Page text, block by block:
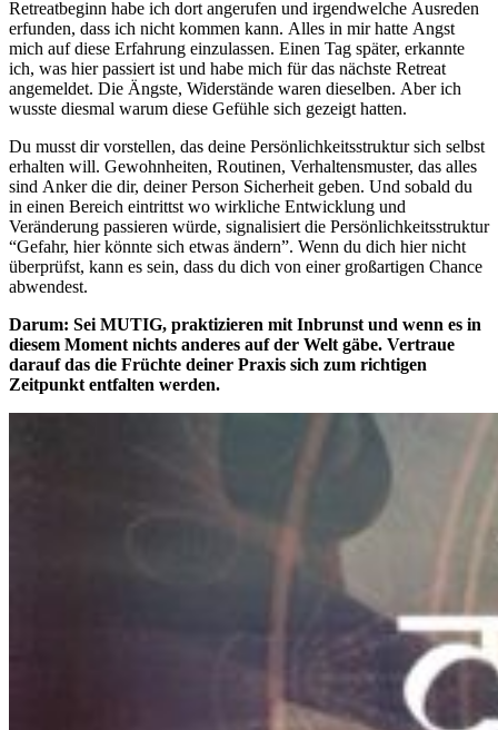
Retreatbeginn habe ich dort angerufen und irgendwelche Ausreden
erfunden, dass ich nicht kommen kann. Alles in mir hatte Angst
mich auf diese Erfahrung einzulassen. Einen Tag später, erkannte
ich, was hier passiert ist und habe mich für das nächste Retreat
angemeldet. Die Ängste, Widerstände waren dieselben. Aber ich
wusste diesmal warum diese Gefühle sich gezeigt hatten.
Du musst dir vorstellen, das deine Persönlichkeitsstruktur sich selbst
erhalten will. Gewohnheiten, Routinen, Verhaltensmuster, das alles
sind Anker die dir, deiner Person Sicherheit geben. Und sobald du
in einen Bereich eintrittst wo wirkliche Entwicklung und
Veränderung passieren würde, signalisiert die Persönlichkeitsstruktur
“Gefahr, hier könnte sich etwas ändern”. Wenn du dich hier nicht
überprüfst, kann es sein, dass du dich von einer großartigen Chance
abwendest.
Darum: Sei MUTIG, praktizieren mit Inbrunst und wenn es in
diesem Moment nichts anderes auf der Welt gäbe. Vertraue
darauf das die Früchte deiner Praxis sich zum richtigen
Zeitpunkt entfalten werden.